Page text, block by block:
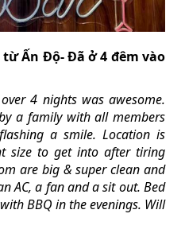
từ Ấn Độ- Đã ở 4 đêm vào
4 nights was awesome.
a family with all members
a smile. Location is
size to get into after tiring
are big & super clean and
AC, a fan and a sit out. Bed
BBQ in the evenings. Will